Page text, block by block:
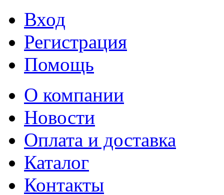
Вход
Регистрация
Помощь
О компании
Новости
Оплата и доставка
Каталог
Контакты